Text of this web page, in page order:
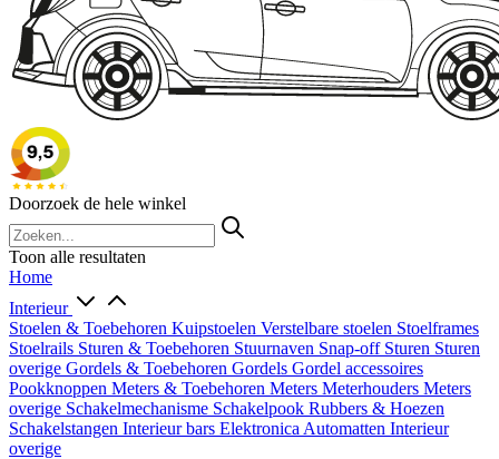
Doorzoek de hele winkel
Toon alle resultaten
Home
Interieur
Stoelen & Toebehoren Kuipstoelen Verstelbare stoelen Stoelframes
Stoelrails Sturen & Toebehoren Stuurnaven Snap-off Sturen Sturen
overige Gordels & Toebehoren Gordels Gordel accessoires
Pookknoppen Meters & Toebehoren Meters Meterhouders Meters
overige Schakelmechanisme Schakelpook Rubbers & Hoezen
Schakelstangen Interieur bars Elektronica Automatten Interieur
overige